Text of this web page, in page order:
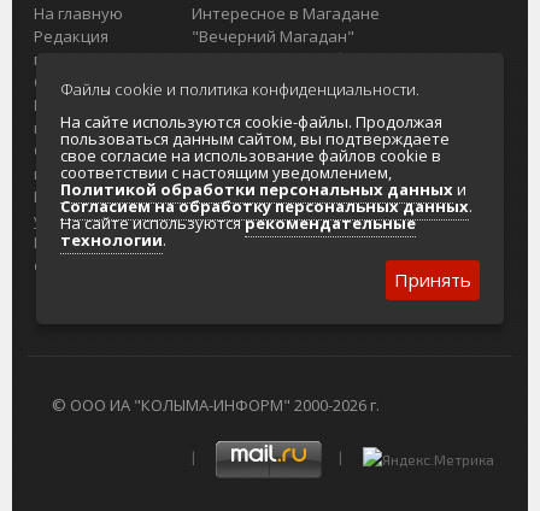
На главную
Редакция
портала
О проекте
Реклама на
портале
Отзывы и
предложения
Интернет-
услуги
Разработка
сайтов
Интересное в Магадане
"Вечерний Магадан"
Городская доска объявлений
Реклама
Главный туристический портал
Колымы
Политика в отношении обработки
персональных данных
Согласие на обработку персональных
данных
© ООО ИА "КОЛЫМА-ИНФОРМ" 2000-2026 г.
Файлы cookie и политика конфиденциальности.
На сайте используются cookie-файлы. Продолжая
пользоваться данным сайтом, вы подтверждаете
свое согласие на использование файлов cookie в
соответствии с настоящим уведомлением,
Политикой обработки персональных данныхи
Согласием на обработку персональных данных.
На сайте используютсярекомендательные
технологии.
Принять